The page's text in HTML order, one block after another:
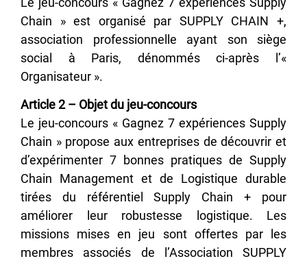
Chain » est organisé par SUPPLY CHAIN +,
association professionnelle ayant son siège
social à Paris, dénommés ci-après l’«
Organisateur ».
Article 2 – Objet du jeu-concours
Le jeu-concours « Gagnez 7 expériences Supply
Chain » propose aux entreprises de découvrir et
d’expérimenter 7 bonnes pratiques de Supply
Chain Management et de Logistique durable
tirées du référentiel Supply Chain + pour
améliorer leur robustesse logistique. Les
missions mises en jeu sont offertes par les
membres associés de l’Association SUPPLY